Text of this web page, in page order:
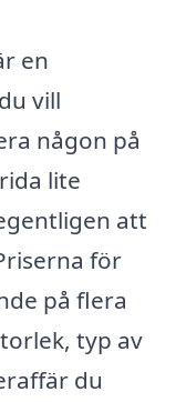
en
vill
någon på
lite
att
för
på flera
typ av
du